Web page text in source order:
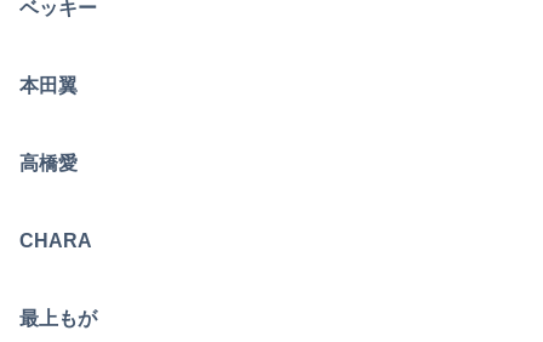
ベッキー
本田翼
高橋愛
CHARA
最上もが